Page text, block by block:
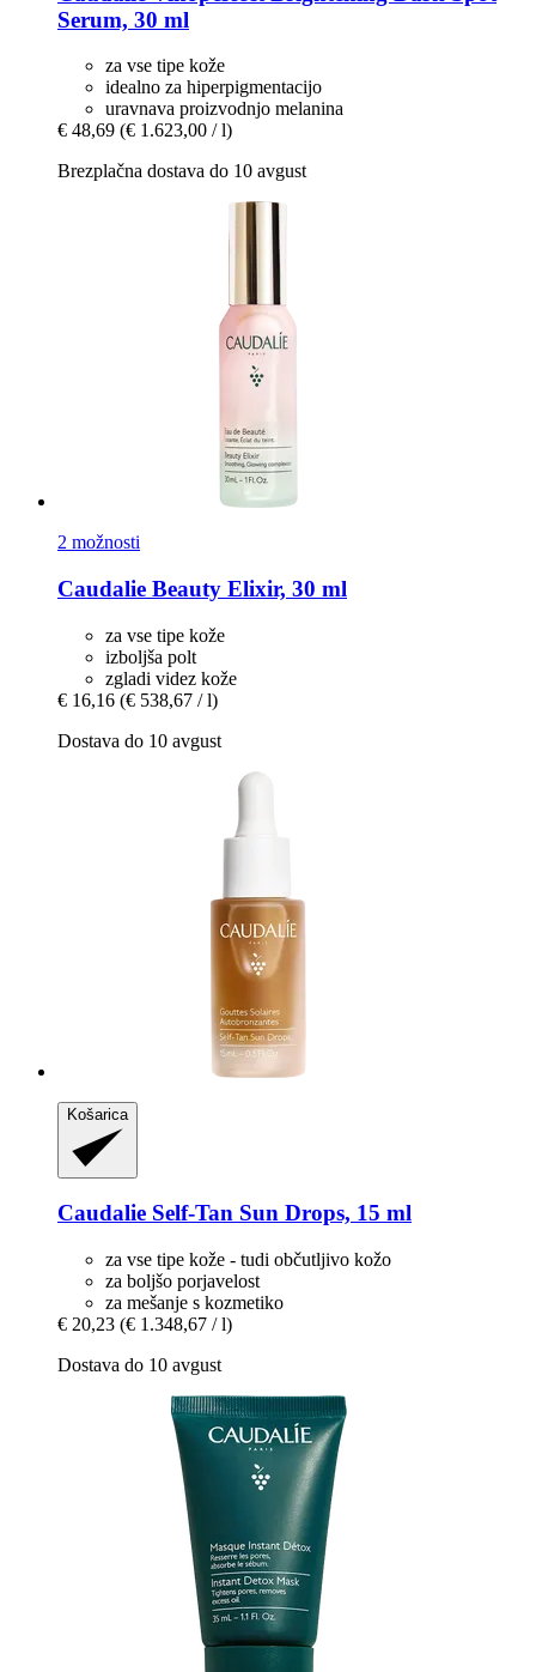
Serum, 30 ml
za vse tipe kože
idealno za hiperpigmentacijo
uravnava proizvodnjo melanina
€ 48,69 (€ 1.623,00 / l)
Brezplačna dostava do 10 avgust
2 možnosti
Caudalie Beauty Elixir, 30 ml
za vse tipe kože
izboljša polt
zgladi videz kože
€ 16,16 (€ 538,67 / l)
Dostava do 10 avgust
Košarica
Caudalie Self-​Tan Sun Drops, 15 ml
za vse tipe kože - tudi občutljivo kožo
za boljšo porjavelost
za mešanje s kozmetiko
€ 20,23 (€ 1.348,67 / l)
Dostava do 10 avgust